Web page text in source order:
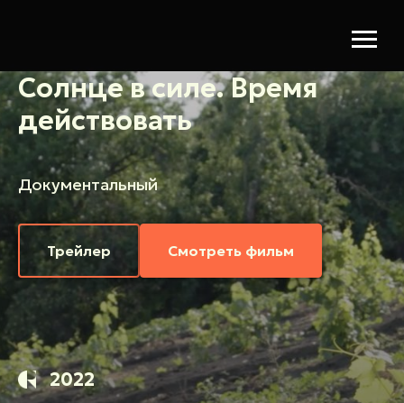
Солнце в силе. Время
действовать
Документальный
Трейлер Смотреть фильм
2022